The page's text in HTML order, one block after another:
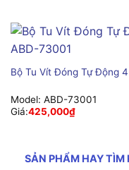
Bộ Tu Vít Đóng Tự Động
Model: ABD-73001
Giá:425,000₫
SẢN PHẨM HAY TÌM